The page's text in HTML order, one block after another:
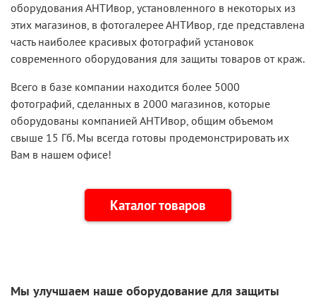
оборудования АНТИвор, установленного в некоторых из
этих магазинов, в фотогалерее АНТИвор, где представлена
часть наиболее красивых фотографий установок
современного оборудования для защиты товаров от краж.
Всего в базе компании находится более 5000
фотографий, сделанных в 2000 магазинов, которые
оборудованы компанией АНТИвор, общим объемом
свыше 15 Гб. Мы всегда готовы продемонстрировать их
Вам в нашем офисе!
Каталог товаров
Мы улучшаем наше оборудование для защиты